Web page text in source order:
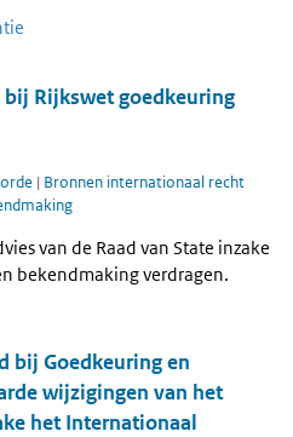
bij Rijkswet goedkeuring
| Bronnen internationaal recht
van de Raad van State inzake
bekendmaking verdragen.
bij Goedkeuring en
wijzigingen van het
het Internationaal